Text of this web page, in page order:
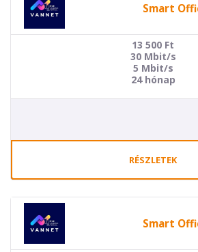
Smart
13 500 Ft
30 Mbit/s
5 Mbit/s
24 hónap
RÉSZLETEK
Smart